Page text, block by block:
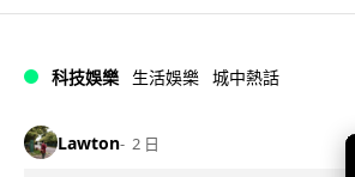
科技娛樂 生活娛樂 城中熱話
Lawton 2 日